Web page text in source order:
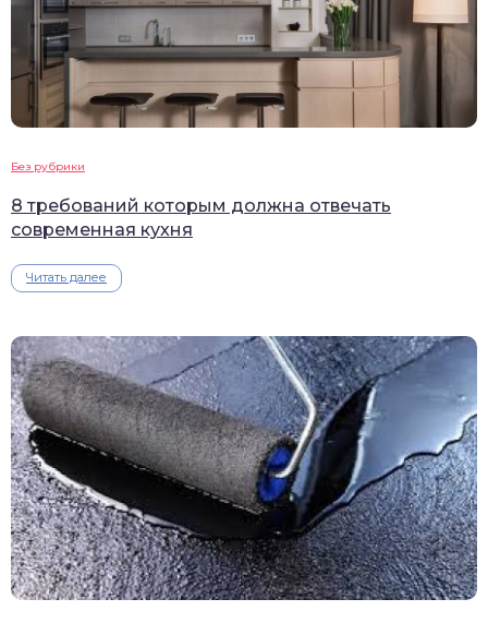
Без рубрики
8 требований которым должна отвечать
современная кухня
Читать далее